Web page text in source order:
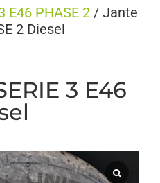
E46 PHASE 2 / Jante
2 Diesel
3 E46